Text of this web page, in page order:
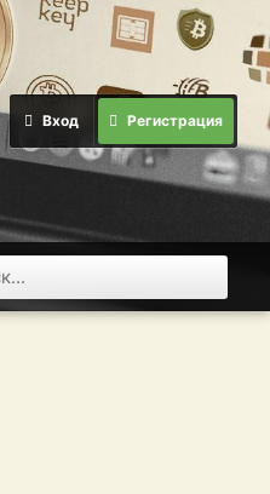
Вход Регистрация